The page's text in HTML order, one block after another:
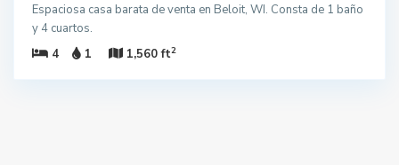
Espaciosa casa barata de venta en Beloit, WI. Consta de 1 baño
y 4 cuartos.
4
1 1,560 ft2